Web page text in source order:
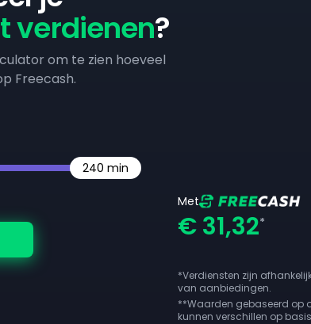
verdienen?
om te zien hoeveel
Freecash.
240 min
Met
€ 31,32*
*Verdiensten zijn
van aanbiedingen.
**Waarden gebaseerd op
kunnen verschillen op